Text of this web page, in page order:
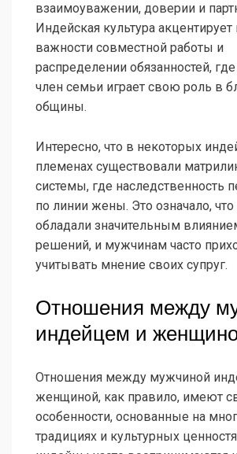
взаимоуважении, доверии и
Индейская культура
важности совместной работы и
распределении обязанностей,
член семьи играет свою роль в
общины.
Интересно, что в некоторых
племенах существовали
системы, где наследственность
по линии жены. Это означало,
обладали значительным
решений, и мужчинам часто
учитывать мнение своих супруг.
Отношения между
индейцем и
Отношения между мужчиной
женщиной, как правило, имеют
особенности, основанные на
традициях и культурных